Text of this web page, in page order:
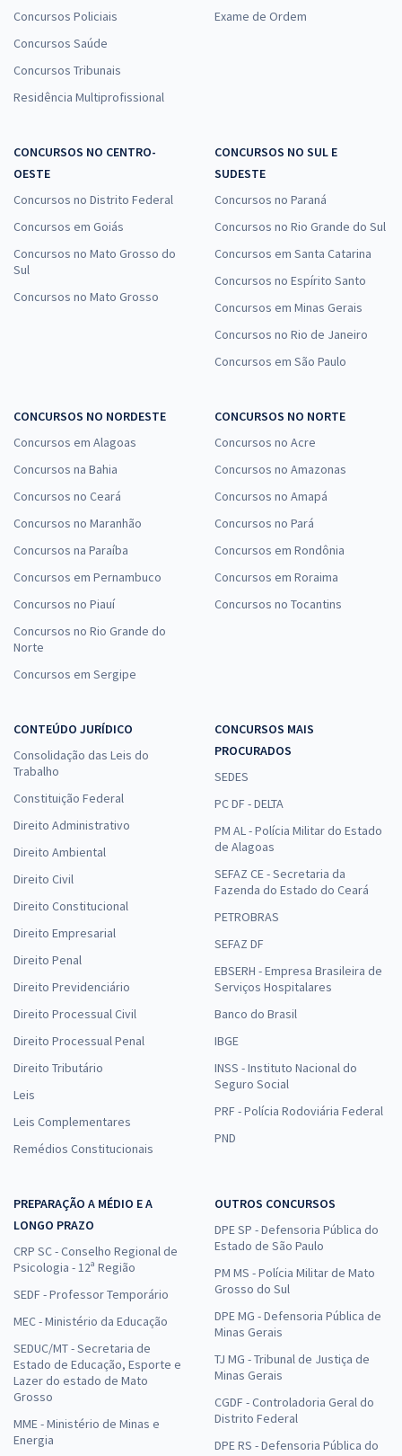
Concursos Policiais
Concursos Saúde
Concursos Tribunais
Residência Multiprofissional
Exame de Ordem
CONCURSOS NO CENTRO-
OESTE
Concursos no Distrito Federal
Concursos em Goiás
Concursos no Mato Grosso do
Sul
Concursos no Mato Grosso
CONCURSOS NO SUL E
SUDESTE
Concursos no Paraná
Concursos no Rio Grande do Sul
Concursos em Santa Catarina
Concursos no Espírito Santo
Concursos em Minas Gerais
Concursos no Rio de Janeiro
Concursos em São Paulo
CONCURSOS NO NORDESTE
Concursos em Alagoas
Concursos na Bahia
Concursos no Ceará
Concursos no Maranhão
Concursos na Paraíba
Concursos em Pernambuco
Concursos no Piauí
Concursos no Rio Grande do
Norte
Concursos em Sergipe
CONCURSOS NO NORTE
Concursos no Acre
Concursos no Amazonas
Concursos no Amapá
Concursos no Pará
Concursos em Rondônia
Concursos em Roraima
Concursos no Tocantins
CONTEÚDO JURÍDICO
Consolidação das Leis do
Trabalho
Constituição Federal
Direito Administrativo
Direito Ambiental
Direito Civil
Direito Constitucional
Direito Empresarial
Direito Penal
Direito Previdenciário
Direito Processual Civil
Direito Processual Penal
Direito Tributário
Leis
Leis Complementares
Remédios Constitucionais
CONCURSOS MAIS
PROCURADOS
SEDES
PC DF - DELTA
PM AL - Polícia Militar do Estado
de Alagoas
SEFAZ CE - Secretaria da
Fazenda do Estado do Ceará
PETROBRAS
SEFAZ DF
EBSERH - Empresa Brasileira de
Serviços Hospitalares
Banco do Brasil
IBGE
INSS - Instituto Nacional do
Seguro Social
PRF - Polícia Rodoviária Federal
PND
PREPARAÇÃO A MÉDIO E A
LONGO PRAZO
CRP SC - Conselho Regional de
Psicologia - 12ª Região
SEDF - Professor Temporário
MEC - Ministério da Educação
SEDUC/MT - Secretaria de
Estado de Educação, Esporte e
Lazer do estado de Mato
Grosso
MME - Ministério de Minas e
Energia
OUTROS CONCURSOS
DPE SP - Defensoria Pública do
Estado de São Paulo
PM MS - Polícia Militar de Mato
Grosso do Sul
DPE MG - Defensoria Pública de
Minas Gerais
TJ MG - Tribunal de Justiça de
Minas Gerais
CGDF - Controladoria Geral do
Distrito Federal
DPE RS - Defensoria Pública do